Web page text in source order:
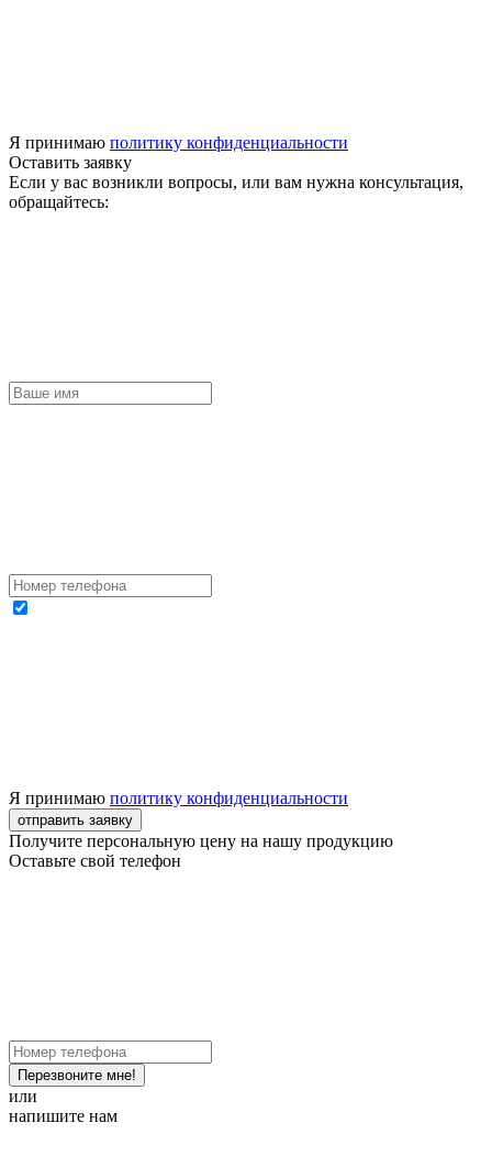
Я принимаю политику конфиденциальности
Оставить заявку
Если у вас возникли вопросы, или вам нужна консультация,
обращайтесь:
Я принимаю политику конфиденциальности
отправить заявку
Получите персональную цену на нашу продукцию
Оставьте свой телефон
Перезвоните мне!
или
напишите нам